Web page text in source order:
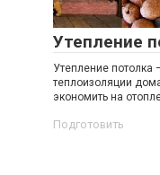
Утепление
Утепление потолка
теплоизоляции
экономить на
Подготовить